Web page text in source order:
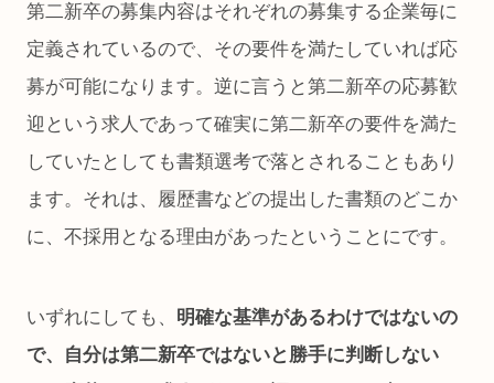
第二新卒の募集内容はそれぞれの募集する企業毎に
定義されているので、その要件を満たしていれば応
募が可能になります。逆に言うと第二新卒の応募歓
迎という求人であって確実に第二新卒の要件を満た
していたとしても書類選考で落とされることもあり
ます。それは、履歴書などの提出した書類のどこか
に、不採用となる理由があったということにです。
いずれにしても、 明確な基準があるわけではないの
で、自分は第二新卒ではないと勝手に判断しない